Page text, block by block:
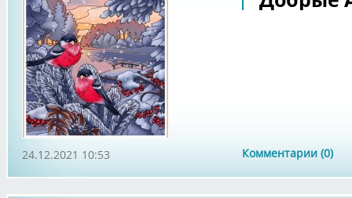
Комментарии (0)
24.12.2021 10:53